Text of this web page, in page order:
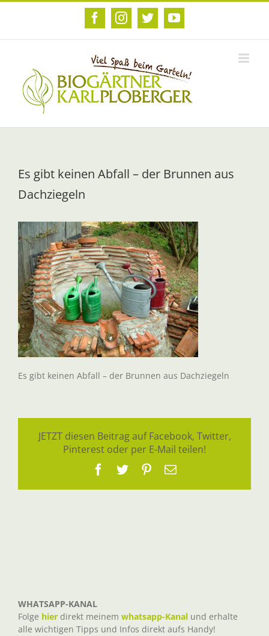
Zum
FacebookInstagram
TwitterYouTube
Es gibt keinen Abfall – der Brunnen aus
Dachziegeln
Es gibt keinen Abfall – der Brunnen aus Dachziegeln
JETZT diesen Beitrag auf Facebook, Twitter,
Pinterest oder per E-Mail teilen!
Facebook
TwitterPinterest
E-
WHATSAPP-KANAL
Folge hier direkt meinem whatsapp-Kanal und erhalte
alle wichtigen Tipps und Infos direkt aufs Handy!